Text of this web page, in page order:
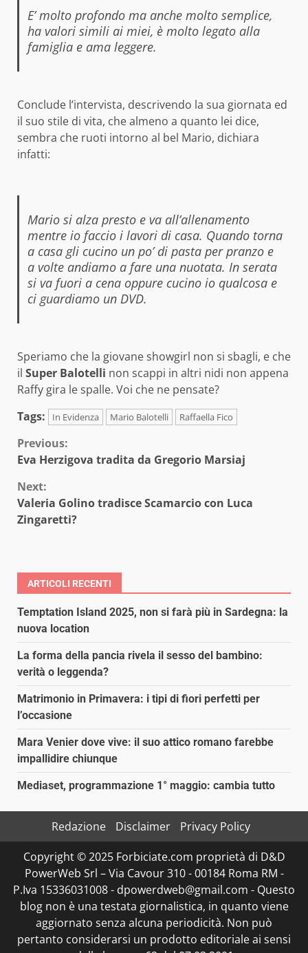
E’ molto profondo ma anche molto semplice,
ha valori simili ai miei, è molto legato alla
famiglia e ama leggere.
Conclude l’intervista, descrivendo la sua giornata ed
il suo stile di vita, che almeno a quanto lei dice,
sembra che ruoti intorno al bel Mario, dichiara
infatti:
Mario si alza presto e va all’allenamento
mentre io faccio i lavori di casa. Quando torna
a casa gli cucino un po’ di pasta per pranzo e
a volte andiamo a fare una nuotata. In serata
si va fuori a cena oppure cucino io qualcosa e
ci guardiamo un DVD.
Speriamo che la giovane showgirl non si sbagli, e che
il Super Balotelli non scappi in altri nidi non appena
Raffy gira le spalle. Voi che ne pensate?
Tags:
In Evidenza Mario Balotelli Raffaella Fico
Continue
Reading
Previous:
Eva Herzigova tradita da Gregorio Marsiaj
Next:
Valeria Golino tradisce Scamarcio con Luca
Zingaretti?
ARTICOLI RECENTI
Temptation Island 2025, non si farà più in Sardegna: la
nuova location
La forma della pancia rivela il sesso del bambino:
verità o leggenda?
Matrimonio in Primavera: i tipi di fiori perfetti per
l’occasione
Mara Venier dove vive: il suo attico romano farebbe
impallidire chiunque
Mediaset, programmazione 1° maggio: cambia tutto
Redazione Disclaimer
Privacy Policy
Copyright © 2025 Forbiciate.com proprietà di D&D
PowerWeb Srl – Via Cavour 310 - 00184 Roma RM -
P.Iva 15336031008 - dpowerdweb@gmail.com - Questo
blog non è una testata giornalistica, in quanto viene
aggiornato senza alcuna periodicità. Non può
pertanto considerarsi un prodotto editoriale ai sensi